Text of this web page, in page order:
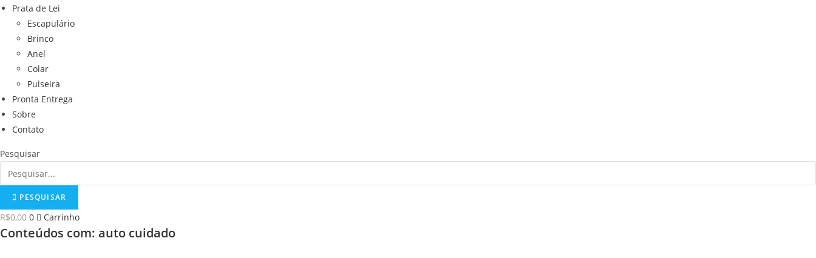
Prata de Lei
Escapulário
Brinco
Anel
Colar
Pulseira
Pronta Entrega
Sobre
Contato
Pesquisar
PESQUISAR
R$0,00 0 Carrinho
Conteúdos com: auto cuidado